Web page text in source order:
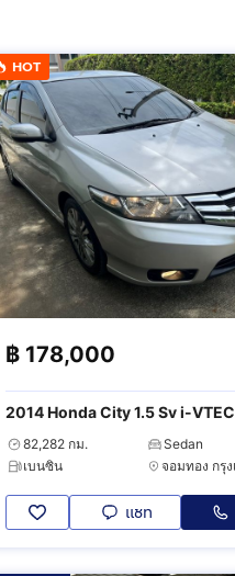
HOT
฿ 178,000
2014 Honda City 1.5 Sv i-VTEC
82,282 กม.
Sedan
เบนซิน
แชท